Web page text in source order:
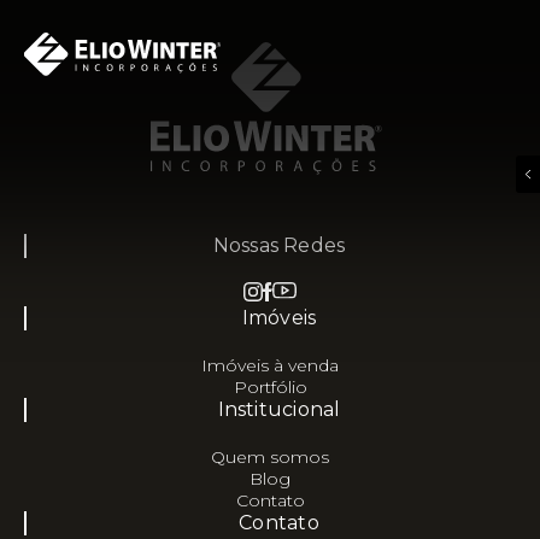
Nossas Redes
Imóveis
Imóveis à venda
Portfólio
Institucional
Quem somos
Blog
Contato
Contato